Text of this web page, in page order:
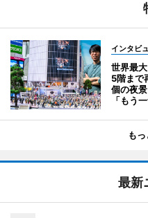
インタビ
世界最
5階まで
個の夜
「もう
も
最新